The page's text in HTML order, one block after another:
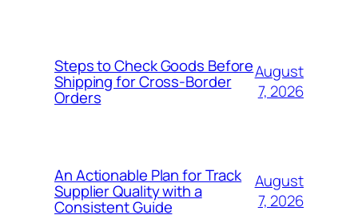
Steps to Check Goods Before
Shipping for Cross-Border
Orders
August
7, 2026
An Actionable Plan for Track
Supplier Quality with a
Consistent Guide
August
7, 2026